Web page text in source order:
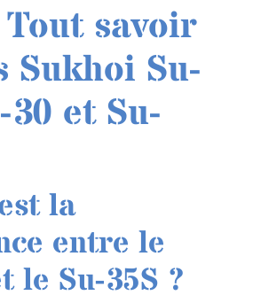
Tout savoir
Sukhoi Su-
30 et Su-
la
entre le
le Su-35S ?